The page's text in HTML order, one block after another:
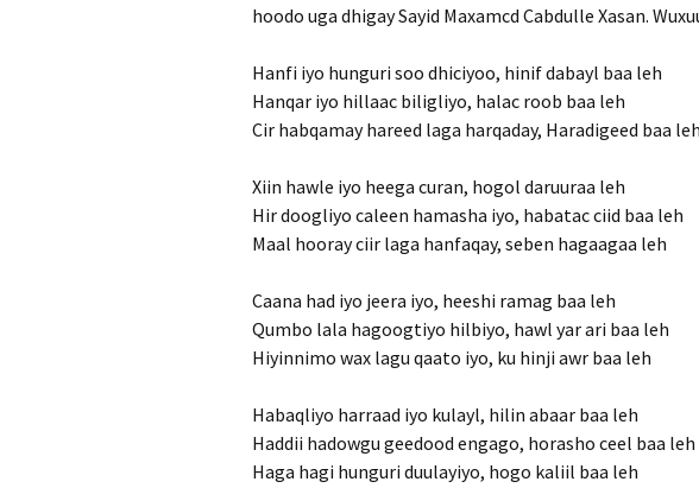
hoodo uga dhigay Sayid Maxamcd Cabdulle Xasan.
Hanfi iyo hunguri soo dhiciyoo, hinif dabayl baa leh
Hanqar iyo hillaac biligliyo, halac roob baa leh
Cir habqamay hareed laga harqaday, Haradigeed baa leh
Xiin hawle iyo heega curan, hogol daruuraa leh
Hir doogliyo caleen hamasha iyo, habatac ciid baa leh
Maal hooray ciir laga hanfaqay, seben hagaagaa leh
Caana had iyo jeera iyo, heeshi ramag baa leh
Qumbo lala hagoogtiyo hilbiyo, hawl yar ari baa leh
Hiyinnimo wax lagu qaato iyo, ku hinji awr baa leh
Habaqliyo harraad iyo kulayl, hilin abaar baa leh
Haddii hadowgu geedood engago, horasho ceel baa leh
Haga hagi hunguri duulayiyo, hogo kaliil baa leh